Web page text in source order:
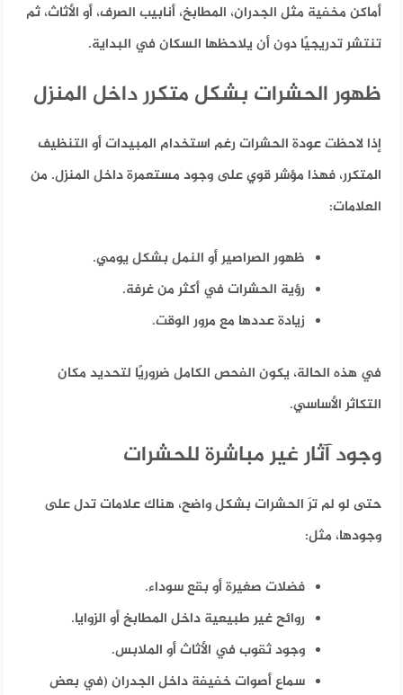
أماكن مخفية مثل الجدران، المطابخ، أنابيب الصرف، أو الأثاث، ثم
تنتشر تدريجيًا دون أن يلاحظها السكان في البداية.
ظهور الحشرات بشكل متكرر داخل المنزل
إذا لاحظت عودة الحشرات رغم استخدام المبيدات أو التنظيف
المتكرر، فهذا مؤشر قوي على وجود مستعمرة داخل المنزل. من
العلامات:
ظهور الصراصير أو النمل بشكل يومي.
رؤية الحشرات في أكثر من غرفة.
زيادة عددها مع مرور الوقت.
في هذه الحالة، يكون الفحص الكامل ضروريًا لتحديد مكان
التكاثر الأساسي.
وجود آثار غير مباشرة للحشرات
حتى لو لم ترَ الحشرات بشكل واضح، هناك علامات تدل على
وجودها، مثل:
فضلات صغيرة أو بقع سوداء.
روائح غير طبيعية داخل المطابخ أو الزوايا.
وجود ثقوب في الأثاث أو الملابس.
سماع أصوات خفيفة داخل الجدران (في بعض